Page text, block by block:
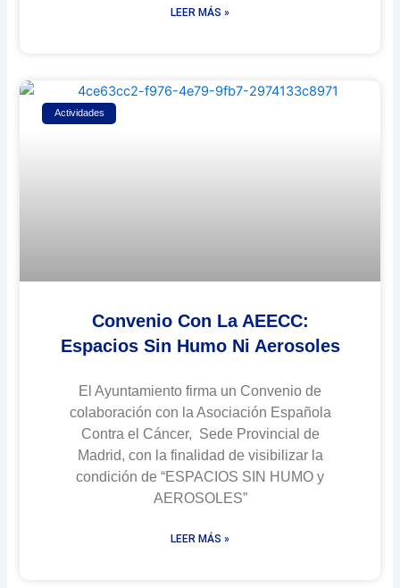
LEER MÁS »
Actividades
Convenio Con La AEECC:
Espacios Sin Humo Ni Aerosoles
El Ayuntamiento firma un Convenio de
colaboración con la Asociación Española
Contra el Cáncer, Sede Provincial de
Madrid, con la finalidad de visibilizar la
condición de “ESPACIOS SIN HUMO y
AEROSOLES”
LEER MÁS »